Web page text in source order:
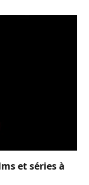
et séries à